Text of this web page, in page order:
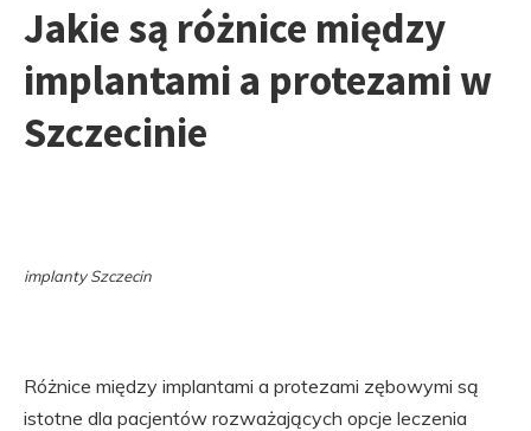
Jakie są różnice między
implantami a protezami w
Szczecinie
implanty Szczecin
Różnice między implantami a protezami zębowymi są
istotne dla pacjentów rozważających opcje leczenia